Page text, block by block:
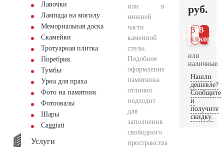
Лавочки
Лампада на могилу
Мемориальная доска
Скамейки
Тротуарная плитка
Поребрик
Тумбы
Урна для праха
Фото на памятник
Фотоовалы
Шары
Сaggiati
Услуги
или в
нижней
части
каменной
стелы.
Подобное
оформление
памятника
отлично
подходит
для
заполнения
свободного
пространства
руб.
В
В 1
клик
или
наличные.
Нашли
дешевле?
Сообщите
и
получите
скидку.